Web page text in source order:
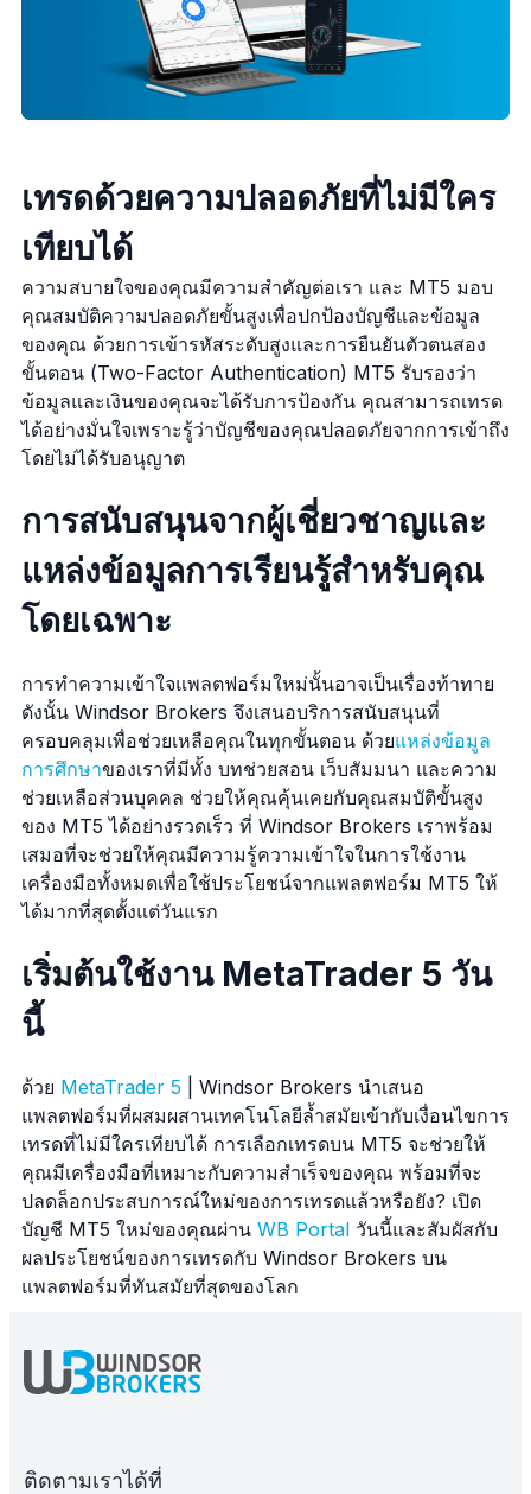
เทรดด้วยความปลอดภัยที่ไม่มีใคร
เทียบได้
ความสบายใจของคุณมีความสำคัญต่อเรา และ MT5 มอบ
คุณสมบัติความปลอดภัยขั้นสูงเพื่อปกป้องบัญชีและข้อมูล
ของคุณ ด้วยการเข้ารหัสระดับสูงและการยืนยันตัวตนสอง
ขั้นตอน (Two-Factor Authentication) MT5 รับรองว่า
ข้อมูลและเงินของคุณจะได้รับการป้องกัน คุณสามารถเทรด
ได้อย่างมั่นใจเพราะรู้ว่าบัญชีของคุณปลอดภัยจากการเข้าถึง
โดยไม่ได้รับอนุญาต
การสนับสนุนจากผู้เชี่ยวชาญและ
แหล่งข้อมูลการเรียนรู้สำหรับคุณ
โดยเฉพาะ
การทำความเข้าใจแพลตฟอร์มใหม่นั้นอาจเป็นเรื่องท้าทาย
ดังนั้น Windsor Brokers จึงเสนอบริการสนับสนุนที่
ครอบคลุมเพื่อช่วยเหลือคุณในทุกขั้นตอน ด้วยแหล่งข้อมูล
การศึกษาของเราที่มีทั้ง บทช่วยสอน เว็บสัมมนา และความ
ช่วยเหลือส่วนบุคคล ช่วยให้คุณคุ้นเคยกับคุณสมบัติขั้นสูง
ของ MT5 ได้อย่างรวดเร็ว ที่ Windsor Brokers เราพร้อม
เสมอที่จะช่วยให้คุณมีความรู้ความเข้าใจในการใช้งาน
เครื่องมือทั้งหมดเพื่อใช้ประโยชน์จากแพลตฟอร์ม MT5 ให้
ได้มากที่สุดตั้งแต่วันแรก
เริ่มต้นใช้งาน MetaTrader 5 วัน
นี้
ด้วย MetaTrader 5 | Windsor Brokers นำเสนอ
แพลตฟอร์มที่ผสมผสานเทคโนโลยีล้ำสมัยเข้ากับเงื่อนไขการ
เทรดที่ไม่มีใครเทียบได้ การเลือกเทรดบน MT5 จะช่วยให้
คุณมีเครื่องมือที่เหมาะกับความสำเร็จของคุณ พร้อมที่จะ
ปลดล็อกประสบการณ์ใหม่ของการเทรดแล้วหรือยัง? เปิด
บัญชี MT5 ใหม่ของคุณผ่าน WB Portal วันนี้และสัมผัสกับ
ผลประโยชน์ของการเทรดกับ Windsor Brokers บน
แพลตฟอร์มที่ทันสมัยที่สุดของโลก
ติดตามเราได้ที่